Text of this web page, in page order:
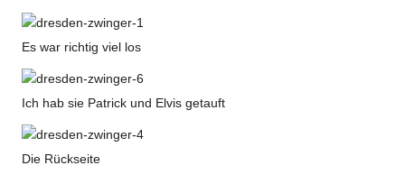
Es war richtig viel los
Ich hab sie Patrick und Elvis getauft
Die Rückseite